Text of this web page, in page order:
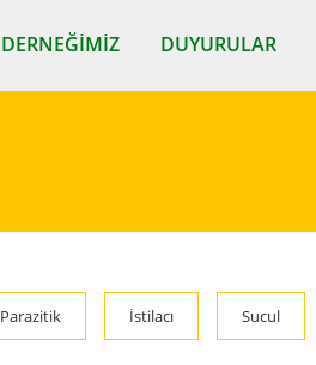
DERNEĞIMIZ DUYURULAR
Parazitik İstilacı Sucul